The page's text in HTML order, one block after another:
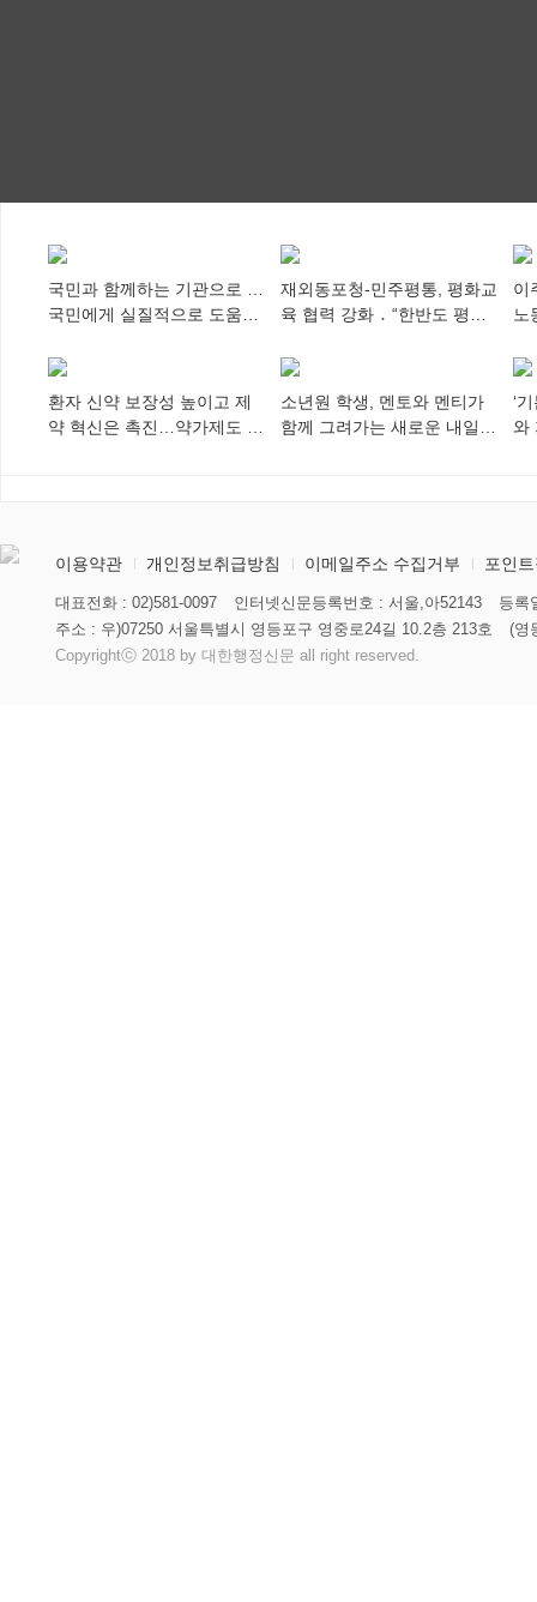
국민과 함께하는 기관으로 …
국민에게 실질적으로 도움이
재외동포청-민주평통, 평화교
육 협력 강화 ․ “한반도 평화,
다”
이
노
환자 신약 보장성 높이고 제
약 혁신은 촉진…약가제도 개
소년원 학생, 멘토와 멘티가
함께 그려가는 새로운 내일
‘
와
이용약관 개인정보취급방침 이메일주소 수집거부 포인
대표전화 : 02)581-0097 인터넷신문등록번호 : 서울,아52143
등록
주소 : 우)07250 서울특별시 영등포구 영중로24길 10.2층 213호
(영
Copyrightⓒ 2018 by 대한행정신문 all right reserved.